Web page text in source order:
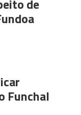
de
Funchal